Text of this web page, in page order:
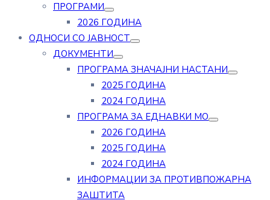
ПРОГРАМИ
2026 ГОДИНА
ОДНОСИ СО ЈАВНОСТ
ДОКУМЕНТИ
ПРОГРАМА ЗНАЧАЈНИ НАСТАНИ
2025 ГОДИНА
2024 ГОДИНА
ПРОГРАМА ЗА ЕДНАВКИ МО
2026 ГОДИНА
2025 ГОДИНА
2024 ГОДИНА
ИНФОРМАЦИИ ЗА ПРОТИВПОЖАРНА
ЗАШТИТА